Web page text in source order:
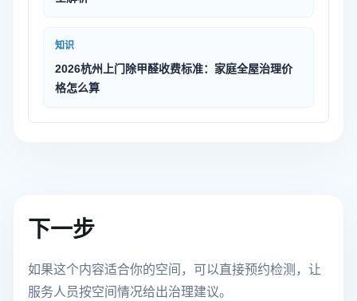
知识
2026杭州上门除甲醛收费标准：家庭全屋治理价
格怎么算
下一步
如果这个内容适合你的空间，可以直接预约检测，让
服务人员按空间情况给出治理建议。